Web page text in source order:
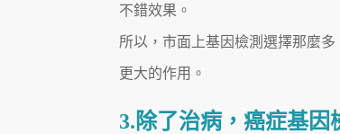
不錯效果。
所以，市面上基因檢測選擇那麼
更大的作用。
3.除了治病，癌症基因